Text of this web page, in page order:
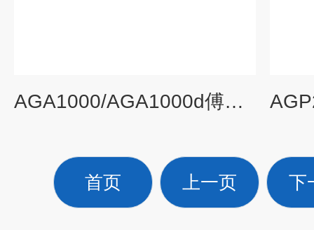
AGA1000/AGA1000d傅里叶红外线分析仪AGA1000（CH4 CO）
首页 上一页 下